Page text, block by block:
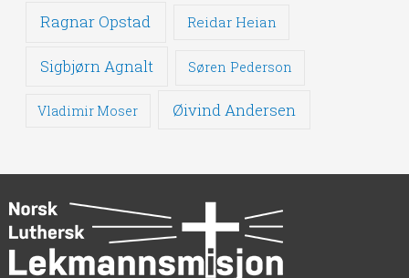
Ragnar Opstad Reidar Heian
Sigbjørn Agnalt Søren Pederson
Vladimir Moser Øivind Andersen